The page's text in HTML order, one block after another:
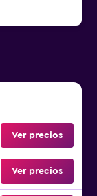
Ver precios
Ver precios